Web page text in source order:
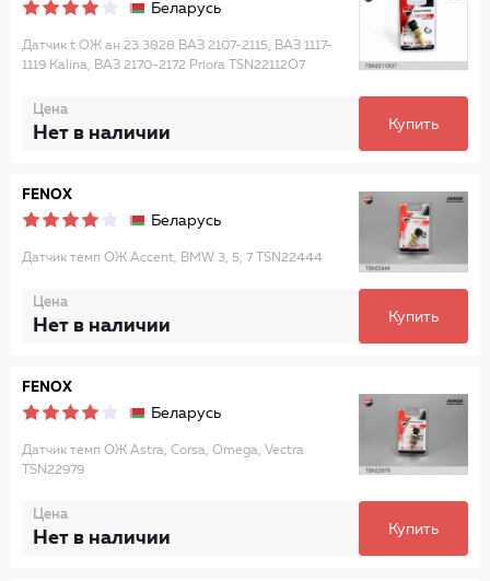
Беларусь
Датчик t ОЖ ан 23.3828 ВАЗ 2107-2115, ВАЗ 1117-
1119 Kalina, ВАЗ 2170-2172 Priora TSN22112O7
Цена
Нет в наличии Купить
FENOX
Беларусь
Датчик темп ОЖ Accent, BMW 3, 5, 7 TSN22444
Цена
Нет в наличии Купить
FENOX
Беларусь
Датчик темп ОЖ Astra, Corsa, Omega, Vectra
TSN22979
Цена
Нет в наличии Купить